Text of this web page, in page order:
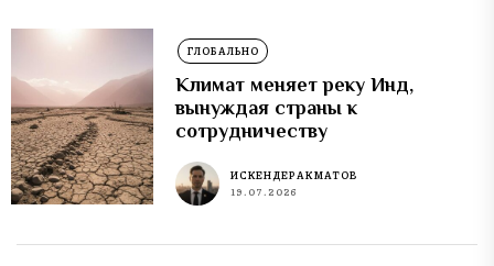
ГЛОБАЛЬНО
Климат меняет реку Инд,
вынуждая страны к
сотрудничеству
ИСКЕНДЕР АКМАТОВ
19.07.2026